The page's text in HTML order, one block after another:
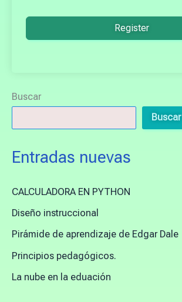
Buscar
Buscar
Entradas nuevas
CALCULADORA EN PYTHON
Diseño instruccional
Pirámide de aprendizaje de Edgar Dale
Principios pedagógicos.
La nube en la eduación
Register